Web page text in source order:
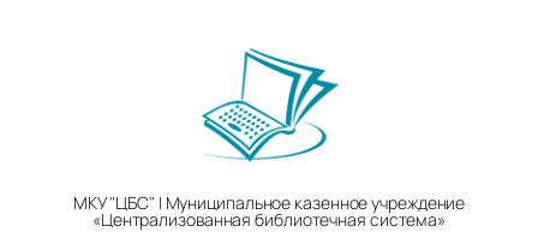
МКУ "ЦБС" | Муниципальное казенное учреждение
«Централизованная библиотечная система»